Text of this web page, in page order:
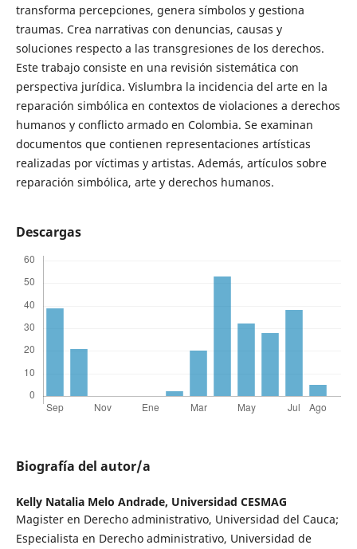
transforma percepciones, genera símbolos y gestiona
traumas. Crea narrativas con denuncias, causas y
soluciones respecto a las transgresiones de los derechos.
Este trabajo consiste en una revisión sistemática con
perspectiva jurídica. Vislumbra la incidencia del arte en la
reparación simbólica en contextos de violaciones a derechos
humanos y conflicto armado en Colombia. Se examinan
documentos que contienen representaciones artísticas
realizadas por víctimas y artistas. Además, artículos sobre
reparación simbólica, arte y derechos humanos.
Descargas
Biografía del autor/a
Kelly Natalia Melo Andrade, Universidad CESMAG
Magister en Derecho administrativo, Universidad del Cauca;
Especialista en Derecho administrativo, Universidad de